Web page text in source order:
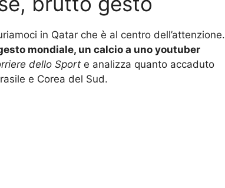
in Qatar che è al centro dell’attenzione.
mondiale, un calcio a uno youtuber
dello Sport e analizza quanto accaduto
e Corea del Sud.